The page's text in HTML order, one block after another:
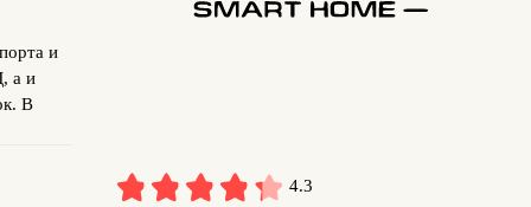
и
а и
В
4.3